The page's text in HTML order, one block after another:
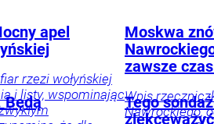
apel
rzezi wołyńskiej
i listy, wspominając
Moskwa
zawsze
Wpis
Nawrockiego,
Będą
Tego